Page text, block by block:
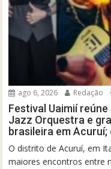
ago 6, 2026 Redação
Festival Uaimií
Jazz Orquestra e
brasileira em
O distrito de Acuruí, em
maiores encontros entre